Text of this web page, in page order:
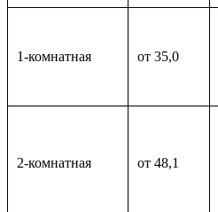
1-комнатная от 35,0
2-комнатная от 48,1